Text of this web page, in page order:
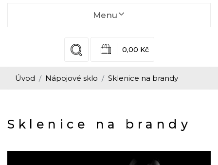
Menu
0,00 Kč
Úvod Nápojové sklo Sklenice na brandy
Sklenice na brandy